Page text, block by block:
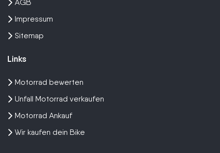
AGB
Impressum
Sitemap
Links
Motorrad bewerten
Unfall Motorrad verkaufen
Motorrad Ankauf
Wir kaufen dein Bike